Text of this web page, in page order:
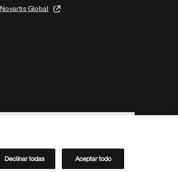
Novartis Global
Directorio de Novartis
Declinar todas Aceptar todo